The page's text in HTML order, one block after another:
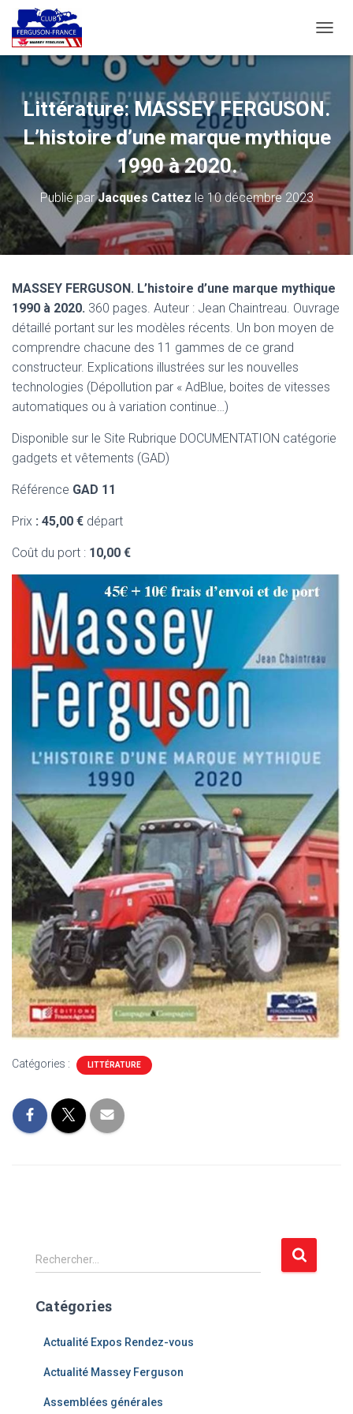
É
E
L
A
N
A
V
G
A
O
N
Littérature: MASSEY FERGUSON.
L’histoire d’une marque mythique
1990 à 2020.
Publié parJacques Cattez le 10 décembre 2023
MASSEY FERGUSON. L’histoire d’une marque mythique
1990 à 2020. 360 pages. Auteur : Jean Chaintreau. Ouvrage
détaillé portant sur les modèles récents. Un bon moyen de
comprendre chacune des 11 gammes de ce grand
constructeur. Explications illustrées sur les nouvelles
technologies (Dépollution par « AdBlue, boites de vitesses
automatiques ou à variation continue…)
Disponible sur le Site Rubrique DOCUMENTATION catégorie
gadgets et vêtements (GAD)
Référence GAD 11
Prix : 45,00 € départ
Coût du port : 10,00 €
Catégories : LITTÉRATURE
R
e
h
Rechercher…
Catégories
Actualité Expos Rendez-vous
Actualité Massey Ferguson
Assemblées générales